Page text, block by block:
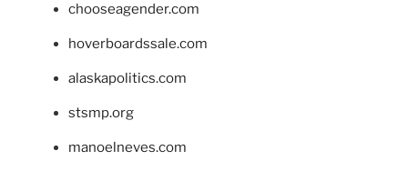
chooseagender.com
hoverboardssale.com
alaskapolitics.com
stsmp.org
manoelneves.com